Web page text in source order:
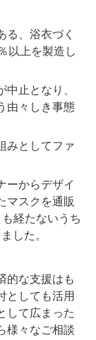
、浴衣づく
以上を製造し
止となり、
由々しき事態
みとしてファ
ーからデザイ
マスクを通販
経たないうち
した。
的な支援はも
としても活用
して広まった
様々なご相談